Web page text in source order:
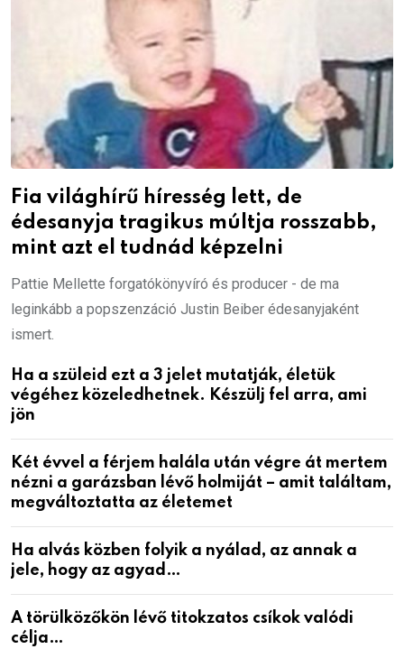
Fia világhírű híresség lett, de
édesanyja tragikus múltja rosszabb,
mint azt el tudnád képzelni
Pattie Mellette forgatókönyvíró és producer - de ma
leginkább a popszenzáció Justin Beiber édesanyjaként
ismert.
Ha a szüleid ezt a 3 jelet mutatják, életük
végéhez közeledhetnek. Készülj fel arra, ami
jön
Két évvel a férjem halála után végre át mertem
nézni a garázsban lévő holmiját – amit találtam,
megváltoztatta az életemet
Ha alvás közben folyik a nyálad, az annak a
jele, hogy az agyad…
A törülközőkön lévő titokzatos csíkok valódi
célja…